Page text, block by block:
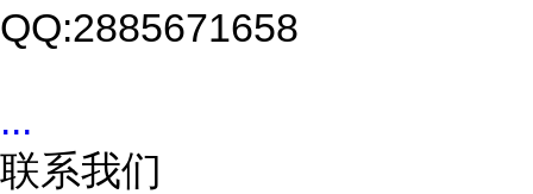
QQ:2885671658
...
联系我们